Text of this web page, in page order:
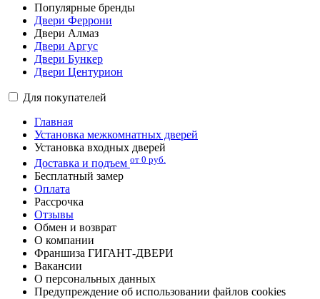
Популярные бренды
Двери Феррони
Двери Алмаз
Двери Аргус
Двери Бункер
Двери Центурион
Для покупателей
Главная
Установка межкомнатных дверей
Установка входных дверей
Доставка и подъем от 0 руб.
Бесплатный замер
Оплата
Рассрочка
Отзывы
Обмен и возврат
О компании
Франшиза ГИГАНТ-ДВЕРИ
Вакансии
О персональных данных
Предупреждение об использовании файлов cookies